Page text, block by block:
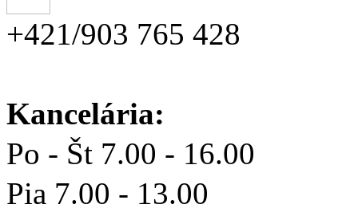
+421/903 765 428
Kancelária:
Po - Št 7.00 - 16.00
Pia 7.00 - 13.00